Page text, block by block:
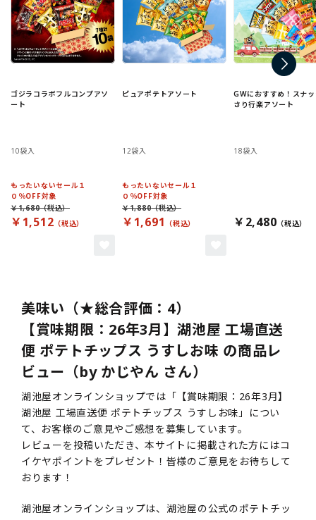
ゴジラコラボフルコンプアソ
ート
10袋入
もったいないセール１
０％OFF対象
￥1,512
￥1,680
ピュアポテトアソート
12袋入
もったいないセール１
０％OFF対象
￥1,691
￥1,880
GWにおすすめ！スナ
さり行楽アソート
18袋入
￥2,480
美味い（★総合評価：4）
【賞味期限：26年3月】湖池屋 工場直送
便 ポテトチップス うすしお味 の商品レ
ビュー（by かじやん さん）
湖池屋オンラインショップでは「【賞味期限：26年3月】
湖池屋 工場直送便 ポテトチップス うすしお味」につい
て、お客様のご意見やご感想を募集しています。
レビューを投稿いただき、本サイトに掲載された方にはコ
イケヤポイントをプレゼント！皆様のご意見をお待ちして
おります！
湖池屋オンラインショップは、湖池屋の公式のポテトチッ